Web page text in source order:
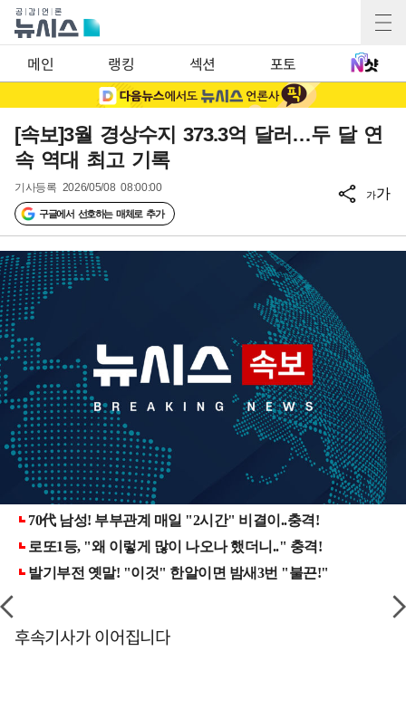
메인 랭킹 섹션 포토
[속보]3월 경상수지 373.3억 달러…두 달 연
속 역대 최고 기록
기사등록 2026/05/08 08:00:00
구글에서 선호하는 매체로 추가
가가
후속기사가 이어집니다